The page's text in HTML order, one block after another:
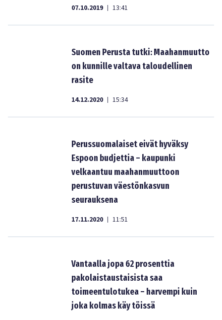
07.10.2019 | 13:41
Suomen Perusta tutki: Maahanmuutto
on kunnille valtava taloudellinen
rasite
14.12.2020 | 15:34
Perussuomalaiset eivät hyväksy
Espoon budjettia – kaupunki
velkaantuu maahanmuuttoon
perustuvan väestönkasvun
seurauksena
17.11.2020 | 11:51
Vantaalla jopa 62 prosenttia
pakolaistaustaisista saa
toimeentulotukea – harvempi kuin
joka kolmas käy töissä